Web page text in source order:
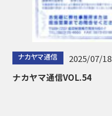
ナカヤマ通信
2025/07/18
ナカヤマ通信VOL.54